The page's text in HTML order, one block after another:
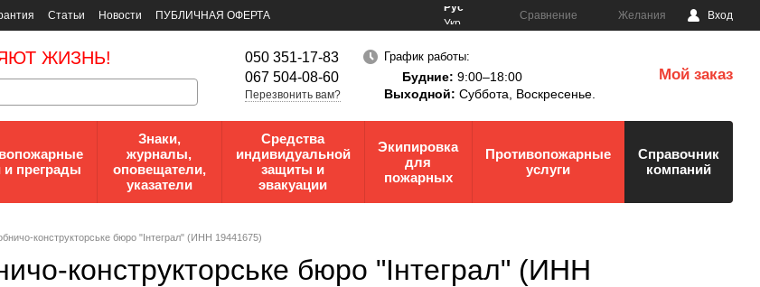
Статьи Новости
ПУБЛИЧНАЯ ОФЕРТА
Рус
Укр
Сравнение Желания Вход
ЖИЗНЬ!
050 351-17-83
067 504-08-60
Перезвонить вам?
График работы:
Будние: 9:00–18:00
Выходной: Суббота, Воскресенье.
Мой заказ
и преграды
Знаки,
журналы,
оповещатели,
указатели
Средства
индивидуальной
защиты и
эвакуации
Экипировка
для
пожарных
Противопожарные
услуги
Справочник
компаний
конструкторське бюро "Інтеграл" (ИНН 19441675)
конструкторське бюро "Інтеграл" (ИНН